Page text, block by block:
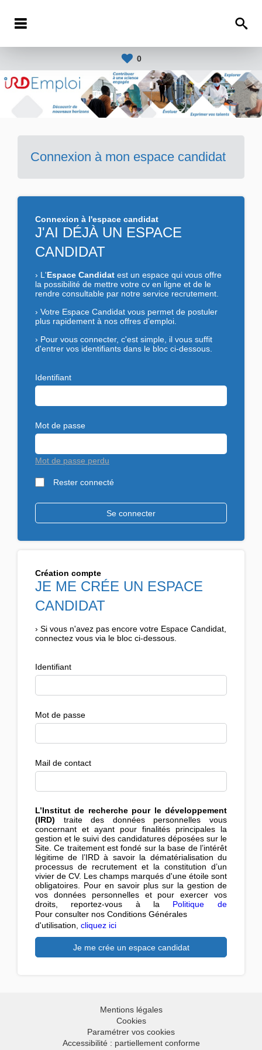
0
Connexion à mon espace candidat
J'AI DÉJÀ UN ESPACE
CANDIDAT
› L'Espace Candidat est un espace qui vous offre
la possibilité de mettre votre cv en ligne et de le
rendre consultable par notre service recrutement.
› Votre Espace Candidat vous permet de postuler
plus rapidement à nos offres d'emploi.
› Pour vous connecter, c'est simple, il vous suffit
d'entrer vos identifiants dans le bloc ci-dessous.
Connexion à l'espace candidat
Identifiant
Mot de passe
Rester connecté
Mot de passe perdu
JE ME CRÉE UN ESPACE
CANDIDAT
› Si vous n'avez pas encore votre Espace Candidat,
connectez vous via le bloc ci-dessous.
Création compte
Identifiant
Mot de passe
Mail de contact
L’Institut de recherche pour le développement
(IRD) traite des données personnelles vous
concernant et ayant pour finalités principales la
gestion et le suivi des candidatures déposées sur le
Site. Ce traitement est fondé sur la base de l’intérêt
légitime de l’IRD à savoir la dématérialisation du
processus de recrutement et la constitution d’un
vivier de CV. Les champs marqués d'une étoile sont
obligatoires. Pour en savoir plus sur la gestion de
vos données personnelles et pour exercer vos
droits, reportez-vous à la Politique de
confidentialité.
Pour consulter nos Conditions Générales
d'utilisation, cliquez ici
Mentions légales
Cookies
Paramétrer vos cookies
Accessibilité : partiellement conforme